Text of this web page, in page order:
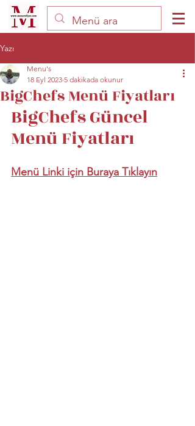
Yazı
BigChefs Menü Fiyatları
Menu's
18 Eyl 2023 5 dakikada okunur
BigChefs Güncel
Menü Fiyatları
Menü Linki için Buraya Tıklayın